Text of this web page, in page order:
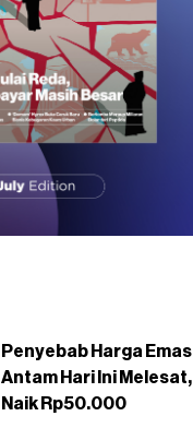
Penyebab Harga Emas
Antam Hari Ini Melesat,
Naik Rp50.000